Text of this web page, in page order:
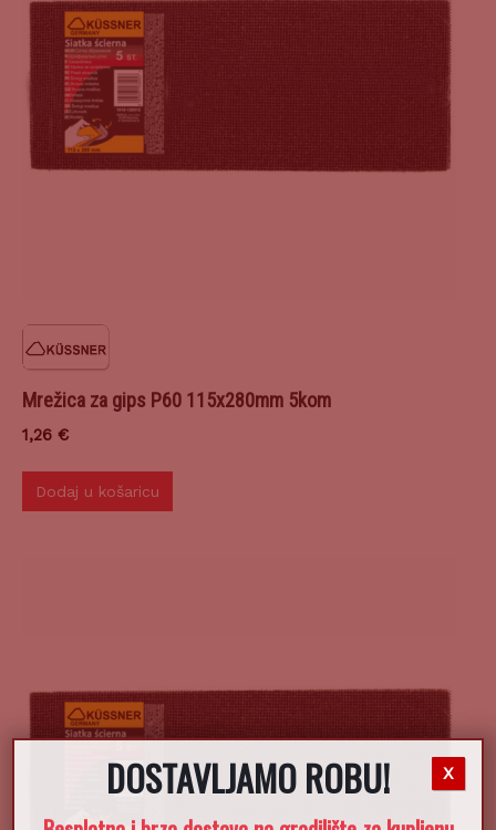
Mrežica za gips P60 115x280mm 5kom
1,26 €
Dodaj u košaricu
DOSTAVLJAMO ROBU! X